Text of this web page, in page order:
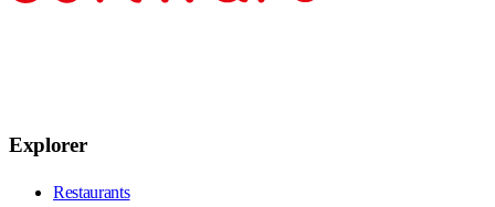
Explorer
Restaurants